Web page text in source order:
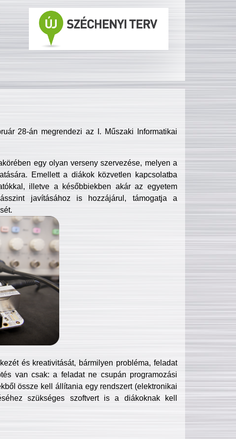
28-án megrendezi az I. Műszaki Informatikai
egy olyan verseny szervezése, melyen a
Emellett a diákok közvetlen kapcsolatba
illetve a későbbiekben akár az egyetem
javításához is hozzájárul, támogatja a
és kreativitását, bármilyen probléma, feladat
van csak: a feladat ne csupán programozási
össze kell állítania egy rendszert (elektronikai
szükséges szoftvert is a diákoknak kell